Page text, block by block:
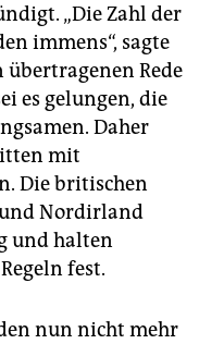
„Die Zahl der
immens“, sagte
übertragenen Rede
es gelungen, die
Daher
mit
Die britischen
und Nordirland
und halten
fest.
nun nicht mehr